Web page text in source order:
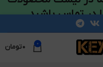
0 ۰تومان
در تماس باشید